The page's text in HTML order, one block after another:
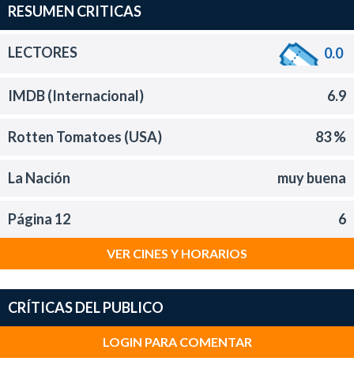
RESUMEN CRITICAS
LECTORES 0.0
IMDB (Internacional) 6.9
Rotten Tomatoes (USA) 83 %
La Nación muy buena
Página 12 6
VER CINES Y HORARIOS
CRÍTICAS DEL PUBLICO
LOGIN PARA COMENTAR